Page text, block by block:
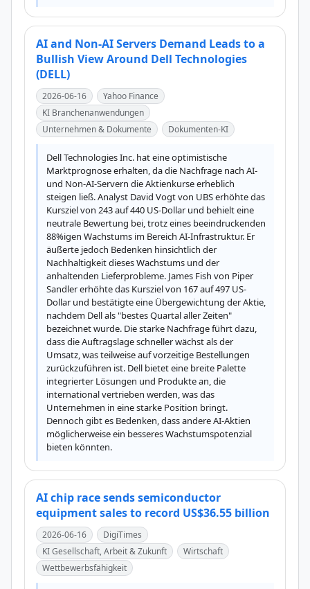
AI and Non-AI Servers Demand Leads to a
Bullish View Around Dell Technologies
(DELL)
2026-06-16
Yahoo Finance
KI Branchenanwendungen
Unternehmen & Dokumente
Dokumenten-KI
Dell Technologies Inc. hat eine optimistische
Marktprognose erhalten, da die Nachfrage nach AI-
und Non-AI-Servern die Aktienkurse erheblich
steigen ließ. Analyst David Vogt von UBS erhöhte das
Kursziel von 243 auf 440 US-Dollar und behielt eine
neutrale Bewertung bei, trotz eines beeindruckenden
88%igen Wachstums im Bereich AI-Infrastruktur. Er
äußerte jedoch Bedenken hinsichtlich der
Nachhaltigkeit dieses Wachstums und der
anhaltenden Lieferprobleme. James Fish von Piper
Sandler erhöhte das Kursziel von 167 auf 497 US-
Dollar und bestätigte eine Übergewichtung der Aktie,
nachdem Dell als "bestes Quartal aller Zeiten"
bezeichnet wurde. Die starke Nachfrage führt dazu,
dass die Auftragslage schneller wächst als der
Umsatz, was teilweise auf vorzeitige Bestellungen
zurückzuführen ist. Dell bietet eine breite Palette
integrierter Lösungen und Produkte an, die
international vertrieben werden, was das
Unternehmen in eine starke Position bringt.
Dennoch gibt es Bedenken, dass andere AI-Aktien
möglicherweise ein besseres Wachstumspotenzial
bieten könnten.
AI chip race sends semiconductor
equipment sales to record US$36.55 billion
2026-06-16
DigiTimes
KI Gesellschaft, Arbeit & Zukunft
Wirtschaft
Wettbewerbsfähigkeit